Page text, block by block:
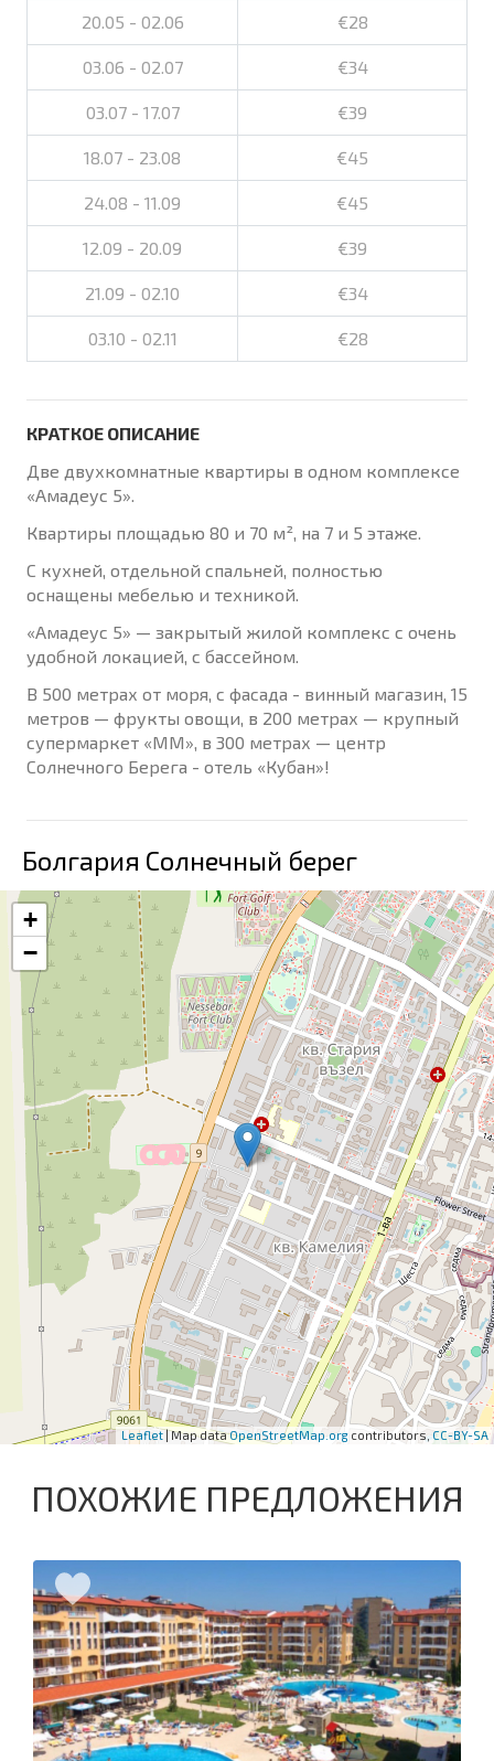
20.05 - 02.06 €28
03.06 - 02.07 €34
03.07 - 17.07 €39
18.07 - 23.08 €45
24.08 - 11.09 €45
12.09 - 20.09 €39
21.09 - 02.10 €34
03.10 - 02.11 €28
КРАТКОЕ ОПИСАНИЕ
Две двухкомнатные квартиры в одном комплексе
«Амадеус 5».
Квартиры площадью 80 и 70 м², на 7 и 5 этаже.
С кухней, отдельной спальней, полностью
оснащены мебелью и техникой.
«Амадеус 5» — закрытый жилой комплекс с очень
удобной локацией, с бассейном.
В 500 метрах от моря, с фасада - винный магазин, 15
метров — фрукты овощи, в 200 метрах — крупный
супермаркет «ММ», в 300 метрах — центр
Солнечного Берега - отель «Кубан»!
Болгария Солнечный берег
+
−
Leaflet| Map dataOpenStreetMap.org contributors, CC-BY-SA
ПОХОЖИЕ ПРЕДЛОЖЕНИЯ